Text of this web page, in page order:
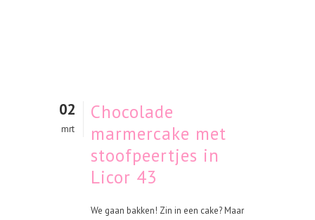
02
mrt
Chocolade
marmercake met
stoofpeertjes in
Licor 43
We gaan bakken! Zin in een cake? Maar